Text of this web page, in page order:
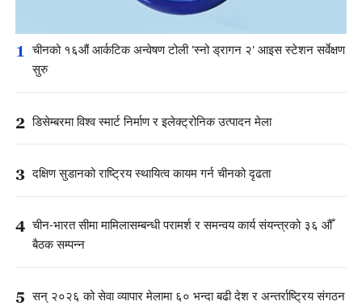
1 चीनको १६औं आर्कटिक अन्वेषण टोली 'स्नो ड्रागन २' आइस स्टेशन सर्वेक्षण
सुरु
2 डिसेम्बरमा विश्व स्मार्ट निर्माण र इलेक्ट्रोनिक उत्पादन मेला
3 दक्षिण सुडानको राष्ट्रिय स्थायित्व कायम गर्न चीनको दृढता
4 चीन-भारत सीमा मामिलासम्बन्धी परामर्श र समन्वय कार्य संयन्त्रको ३६ औँ
बैठक सम्पन्न
5 सन् २०२६ को सेवा व्यापार मेलामा ६० भन्दा बढी देश र अन्तर्राष्ट्रिय संगठन